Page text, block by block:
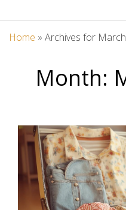
Home » Archives for
Month: